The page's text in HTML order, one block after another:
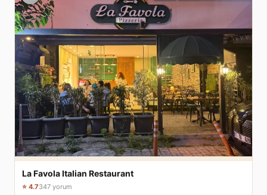
La Favola Italian Restaurant
⭐ 4.7347 yorum